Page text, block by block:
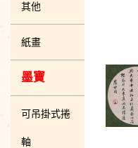
其他
紙畫
墨寶
可吊掛式捲
軸